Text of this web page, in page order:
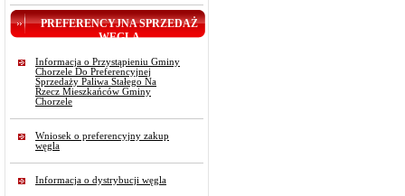
PREFERENCYJNA SPRZEDAŻ
WĘGLA
Informacja o Przystąpieniu Gminy
Chorzele Do Preferencyjnej
Sprzedaży Paliwa Stałego Na
Rzecz Mieszkańców Gminy
Chorzele
Wniosek o preferencyjny zakup
węgla
Informacja o dystrybucji węgla